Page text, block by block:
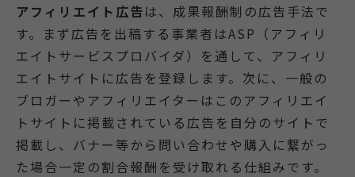
アフィリエイト広告は、成果報酬制の広告手法で
す。まず広告を出稿する事業者はASP（アフィリ
エイトサービスプロバイダ）を通して、アフィリ
エイトサイトに広告を登録します。次に、一般の
ブロガーやアフィリエイターはこのアフィリエイ
トサイトに掲載されている広告を自分のサイトで
掲載し、バナー等から問い合わせや購入に繋がっ
た場合一定の割合報酬を受け取れる仕組みです。